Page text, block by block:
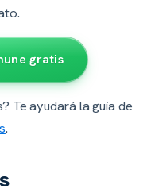
gratis
Te ayudará la guía de
.